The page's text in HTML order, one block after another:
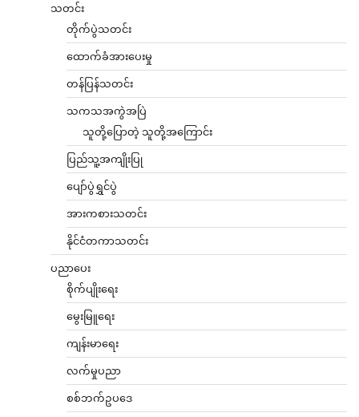
သတင်း
တိုက်ပွဲသတင်း
ထောက်ခံအားပေးမှု
တန်ပြန်သတင်း
သကသအကွဲအပြဲ
သူတို့ပြောတဲ့ သူတို့အကြောင်း
ပြည်သူ့အကျိုးပြု
ပျော်ပွဲရွှင်ပွဲ
အားကစားသတင်း
နိုင်ငံတကာသတင်း
ပညာပေး
စိုက်ပျိုးရေး
မွေးမြူရေး
ကျန်းမာရေး
လက်မှုပညာ
စစ်ဘက်ဥပဒေ